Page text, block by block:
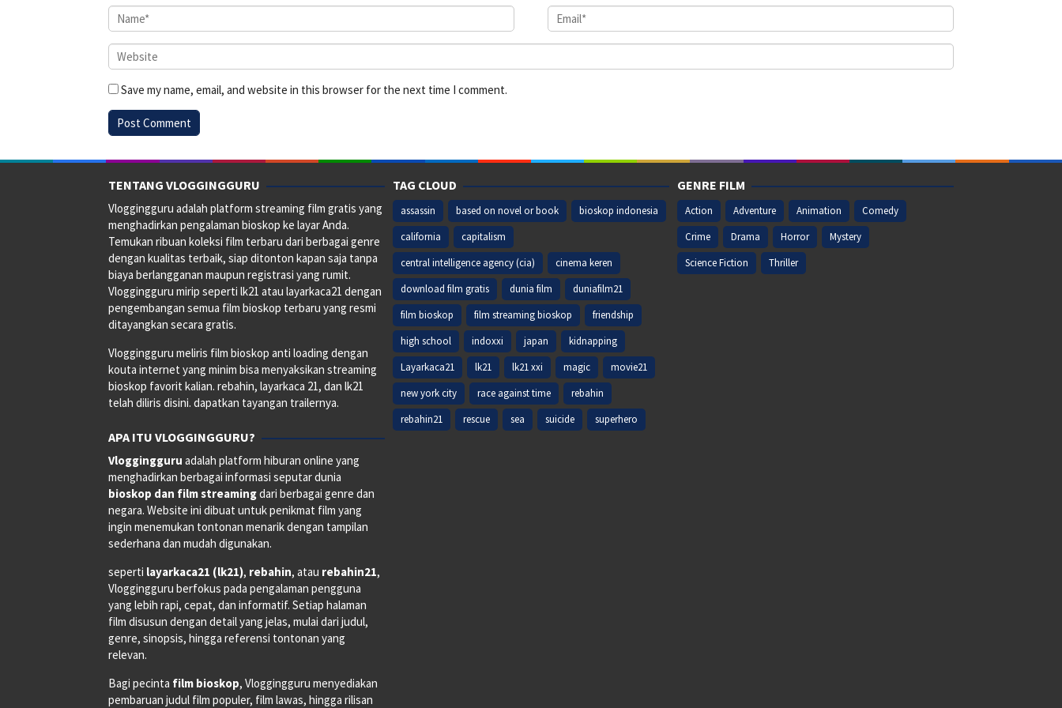
Save my name, email, and website in this browser for the next time I comment.
TENTANG VLOGGINGGURU
Vloggingguru adalah platform streaming film gratis yang
menghadirkan pengalaman bioskop ke layar Anda.
Temukan ribuan koleksi film terbaru dari berbagai genre
dengan kualitas terbaik, siap ditonton kapan saja tanpa
biaya berlangganan maupun registrasi yang rumit.
Vloggingguru mirip seperti lk21 atau layarkaca21 dengan
pengembangan semua film bioskop terbaru yang resmi
ditayangkan secara gratis.
Vloggingguru meliris film bioskop anti loading dengan
kouta internet yang minim bisa menyaksikan streaming
bioskop favorit kalian. rebahin, layarkaca 21, dan lk21
telah diliris disini. dapatkan tayangan trailernya.
APA ITU VLOGGINGGURU?
Vloggingguru adalah platform hiburan online yang
menghadirkan berbagai informasi seputar dunia
bioskop dan film streamingdari berbagai genre dan
negara. Website ini dibuat untuk penikmat film yang
ingin menemukan tontonan menarik dengan tampilan
sederhana dan mudah digunakan.
seperti layarkaca21 (lk21), rebahin, atau rebahin21,
Vloggingguru berfokus pada pengalaman pengguna
yang lebih rapi, cepat, dan informatif. Setiap halaman
film disusun dengan detail yang jelas, mulai dari judul,
genre, sinopsis, hingga referensi tontonan yang
relevan.
Bagi pecinta film bioskop, Vloggingguru menyediakan
pembaruan judul film populer, film lawas, hingga rilisan
TAG CLOUD
assassin based on novel or book
bioskop indonesia
california
capitalism
central intelligence agency (cia)
cinema keren
download film gratis
dunia film
duniafilm21
film bioskop
film streaming bioskop
friendship
high school
indoxxi japan
kidnapping
Layarkaca21
lk21 lk21 xxi magic
movie21
new york city
race against time
rebahin
rebahin21
rescue sea suicide superhero
GENRE FILM
Action Adventure Animation
Comedy
Crime
Drama Horror
Mystery
Science Fiction
Thriller